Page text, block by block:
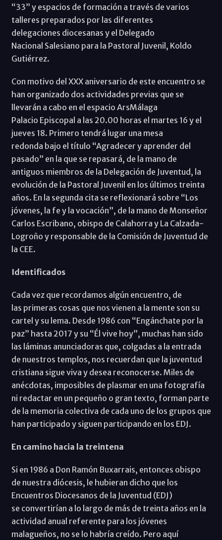
“33” y espacios de formación a través de varios
talleres preparados por las diferentes
delegaciones diocesanas y el Delegado
Nacional Salesiano para la Pastoral Juvenil, Koldo
Gutiérrez.
Con motivo del XXX aniversario de este encuentro se
han organizado dos actividades previas que se
llevarán a cabo en el espacio ArsMálaga
Palacio Episcopal a las 20.00 horas el martes 16 y el
jueves 18. Primero tendrá lugar una mesa
redonda bajo el título “Agradecer y aprender del
pasado” en la que se repasará, de la mano de
antiguos miembros de la Delegación de Juventud, la
evolución de la Pastoral Juvenil en los últimos treinta
años. En la segunda cita se reflexionará sobre “Los
jóvenes, la fe y la vocación”, de la mano de Monseñor
Carlos Escribano, obispo de Calahorra y La Calzada-
Logroño y responsable de la Comisión de Juventud de
la CEE.
Identificados
Cada vez que recordamos algún encuentro, de
las primeras cosas que nos vienen a la mente son su
cartel y su lema. Desde 1986 con “Engánchate por la
paz” hasta 2017 y su “Él vive hoy”, muchas han sido
las láminas anunciadoras que, colgadas a la entrada
de nuestros templos, nos recuerdan que la juventud
cristiana sigue viva y desea reconocerse. Miles de
anécdotas, imposibles de plasmar en una fotografía
ni redactar en un pequeño o gran texto, forman parte
de la memoria colectiva de cada uno de los grupos que
han participado y siguen participando en los EDJ.
En camino hacia la treintena
Si en 1986 a Don Ramón Buxarrais, entonces obispo
de nuestra diócesis, le hubieran dicho que los
Encuentros Diocesanos de la Juventud (EDJ)
se convertirían a lo largo de más de treinta años en la
actividad anual referente para los jóvenes
malagueños, no se lo habría creído. Pero aquí